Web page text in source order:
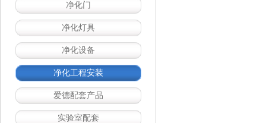
净化门
净化灯具
净化设备
净化工程安装
爱德配套产品
实验室配套